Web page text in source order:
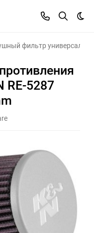
фильтр
RE-5287